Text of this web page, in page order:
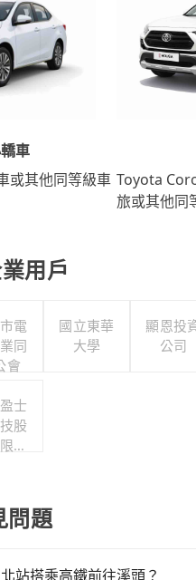
車
或其他同等級車 Toyota
旅或其他同
用戶
電
同
會
國立東華
大學
顯恩投
公司
士
股
公
問題
站搭乘高鐵前往溪頭？